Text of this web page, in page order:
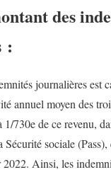
des
:
journalières est
annuel moyen des
730e de ce revenu,
Sécurité sociale
2022. Ainsi, les